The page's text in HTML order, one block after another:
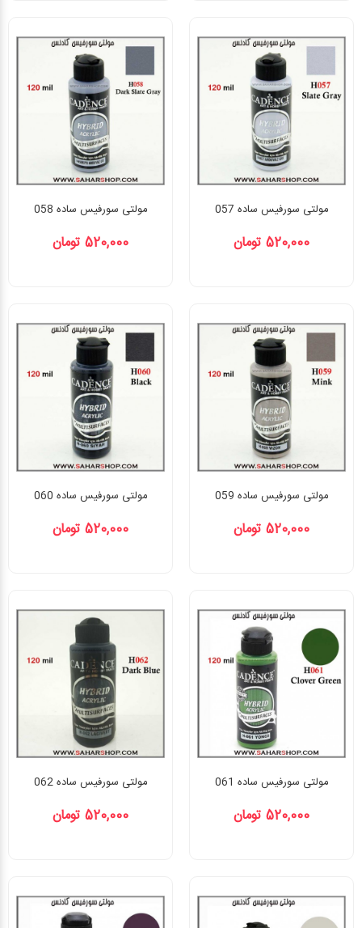
مولتی سورفیس ساده 057
520,000 تومان
مولتی سورفیس ساده 058
520,000 تومان
مولتی سورفیس ساده 059
520,000 تومان
مولتی سورفیس ساده 060
520,000 تومان
مولتی سورفیس ساده 061
520,000 تومان
مولتی سورفیس ساده 062
520,000 تومان